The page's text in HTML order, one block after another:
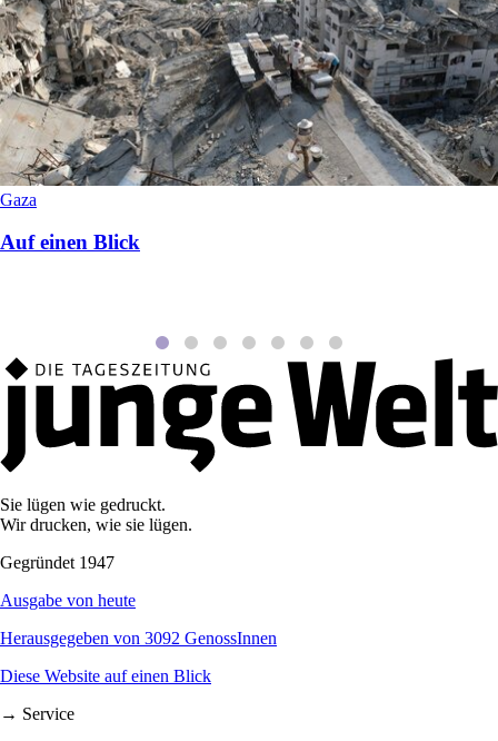
Gaza
Auf einen Blick
Sie lügen wie gedruckt.
Wir drucken, wie sie lügen.
Gegründet 1947
Ausgabe von heute
Herausgegeben von 3092 GenossInnen
Diese Website auf einen Blick
→ Service